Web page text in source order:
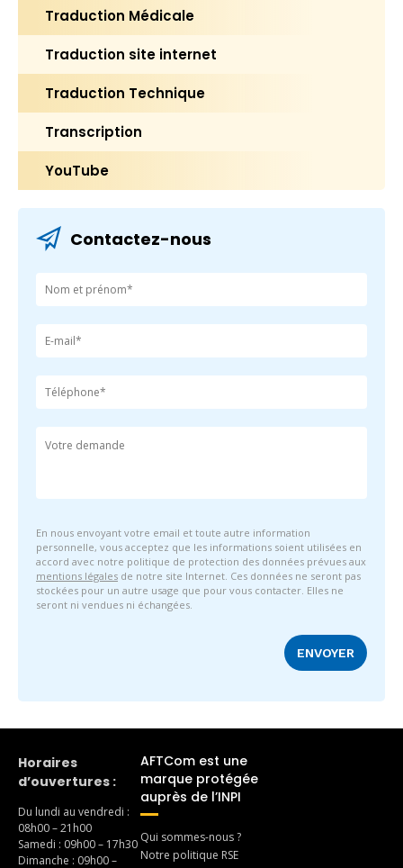
Traduction Médicale
Traduction site internet
Traduction Technique
Transcription
YouTube
Contactez-nous
En nous envoyant votre email et toute autre information
personnelle, vous acceptez que les informations soient utilisées en
accord avec notre politique de protection des données prévues aux
mentions légales de notre site Internet. Ces données ne seront pas
stockées pour un autre usage que pour vous contacter. Elles ne
seront ni vendues ni échangées.
Horaires
d’ouvertures :
Du lundi au vendredi :
08h00 – 21h00
Samedi : 09h00 – 17h30
Dimanche : 09h00 –
AFTCom est une
marque protégée
auprès de l’INPI
Qui sommes-nous ?
Notre politique RSE